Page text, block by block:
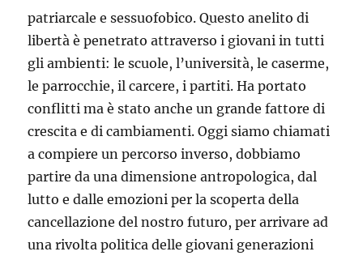
patriarcale e sessuofobico. Questo anelito di
libertà è penetrato attraverso i giovani in tutti
gli ambienti: le scuole, l’università, le caserme,
le parrocchie, il carcere, i partiti. Ha portato
conflitti ma è stato anche un grande fattore di
crescita e di cambiamenti. Oggi siamo chiamati
a compiere un percorso inverso, dobbiamo
partire da una dimensione antropologica, dal
lutto e dalle emozioni per la scoperta della
cancellazione del nostro futuro, per arrivare ad
una rivolta politica delle giovani generazioni